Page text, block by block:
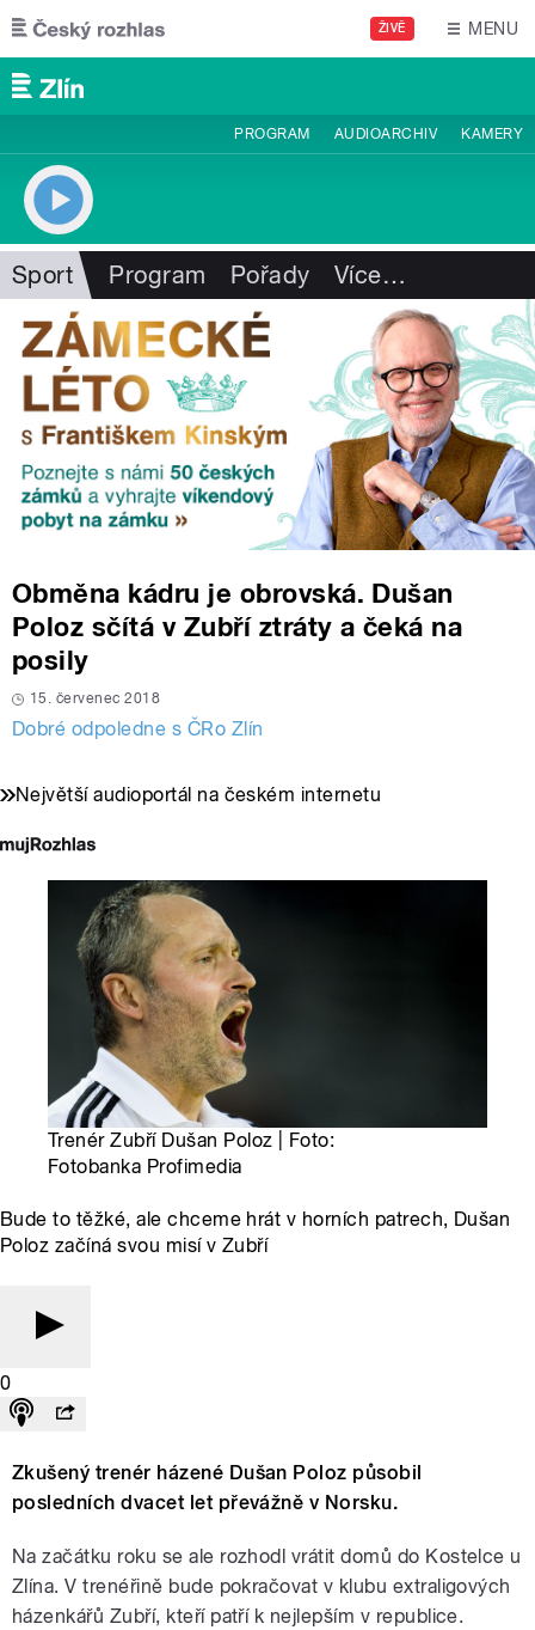
Přejít k hlavnímu obsahu
ŽIVĚ MENU
PROGRAM AUDIOARCHIV KAMERY
Sport Program Pořady Více…
Obměna kádru je obrovská. Dušan
Poloz sčítá v Zubří ztráty a čeká na
posily
15. červenec 2018
Dobré odpoledne s ČRo Zlín
Největší audioportál na českém internetu
Trenér Zubří Dušan Poloz | Foto:
Fotobanka Profimedia
Bude to těžké, ale chceme hrát v horních patrech, Dušan
Poloz začíná svou misí v Zubří
0
Zkušený trenér házené Dušan Poloz působil
posledních dvacet let převážně v Norsku.
Na začátku roku se ale rozhodl vrátit domů do Kostelce u
Zlína. V trenéřině bude pokračovat v klubu extraligových
házenkářů Zubří, kteří patří k nejlepším v republice.